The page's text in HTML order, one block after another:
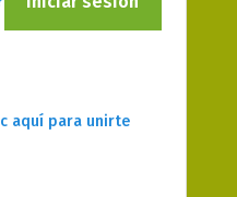
aquí para unirte